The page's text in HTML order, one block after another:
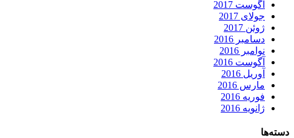
آگوست 2017
جولای 2017
ژوئن 2017
دسامبر 2016
نوامبر 2016
آگوست 2016
آوریل 2016
مارس 2016
فوریه 2016
ژانویه 2016
دسته‌ها